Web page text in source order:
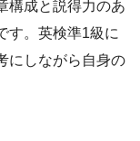
構成と説得力のあ
す。英検準1級に
にしながら自身の